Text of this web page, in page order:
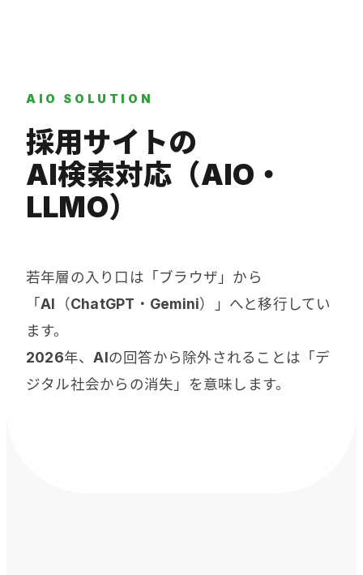
AIO SOLUTION
採用サイトの
AI検索対応（AIO・
LLMO）
若年層の入り口は「ブラウザ」から
「AI（ChatGPT・Gemini）」へと移行してい
ます。
2026年、AIの回答から除外されることは「デ
ジタル社会からの消失」を意味します。